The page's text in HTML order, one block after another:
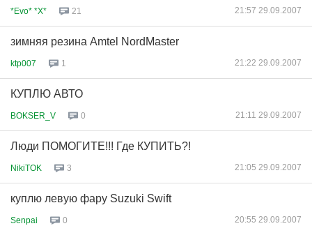
*Evo* *X* 21 21:57 29.09.2007
зимняя резина Amtel NordMaster
ktp007 1 21:22 29.09.2007
КУПЛЮ АВТО
BOKSER_V 0 21:11 29.09.2007
Люди ПОМОГИТЕ!!! Где КУПИТЬ?!
NikiTOK 3 21:05 29.09.2007
куплю левую фару Suzuki Swift
Senpai 0 20:55 29.09.2007